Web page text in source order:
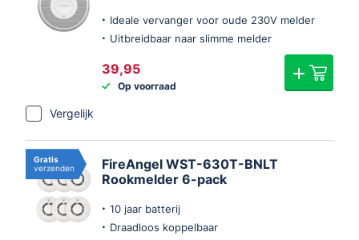
Ideale vervanger voor oude 230V melder
Uitbreidbaar naar slimme melder
39,95
Op voorraad
Vergelijk
Gratis
verzenden
FireAngel WST-630T-BNLT
Rookmelder 6-pack
10 jaar batterij
Draadloos koppelbaar